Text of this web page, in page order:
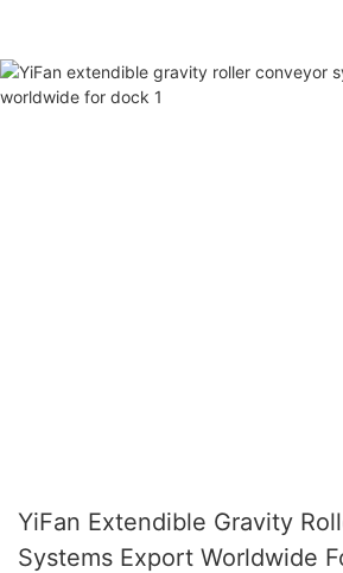
YiFan Extendible Gravity
Systems Export Worldwide